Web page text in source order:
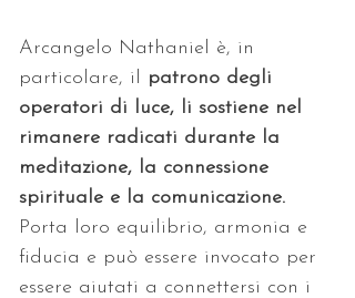
Arcangelo Nathaniel è, in
particolare, il
patrono degli
operatori di luce, li sostiene nel
rimanere radicati durante la
meditazione, la connessione
spirituale e la comunicazione.
Porta loro equilibrio, armonia e
fiducia e può essere invocato per
essere aiutati a connettersi con i